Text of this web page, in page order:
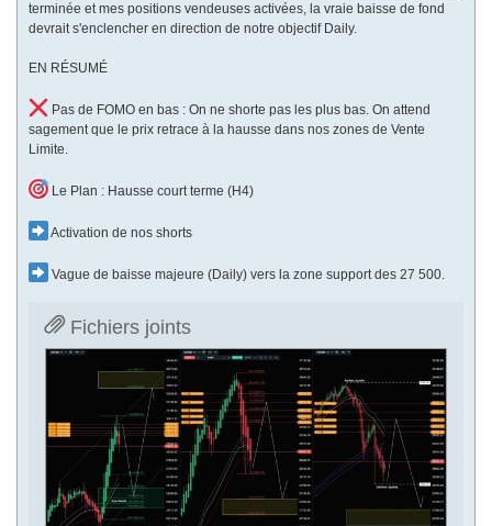
terminée et mes positions vendeuses activées, la vraie baisse de fond
devrait s'enclencher en direction de notre objectif Daily.
EN RÉSUMÉ
Pas de FOMO en bas : On ne shorte pas les plus bas. On attend
sagement que le prix retrace à la hausse dans nos zones de Vente
Limite.
Le Plan : Hausse court terme (H4)
Activation de nos shorts
Vague de baisse majeure (Daily) vers la zone support des 27 500.
Fichiers joints